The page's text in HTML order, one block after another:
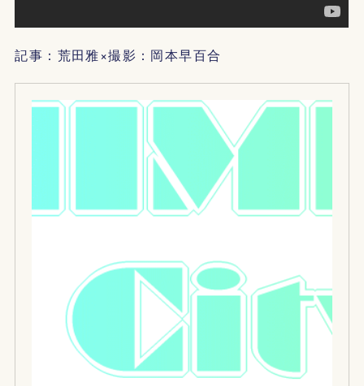
記事：荒田雅×撮影：岡本早百合